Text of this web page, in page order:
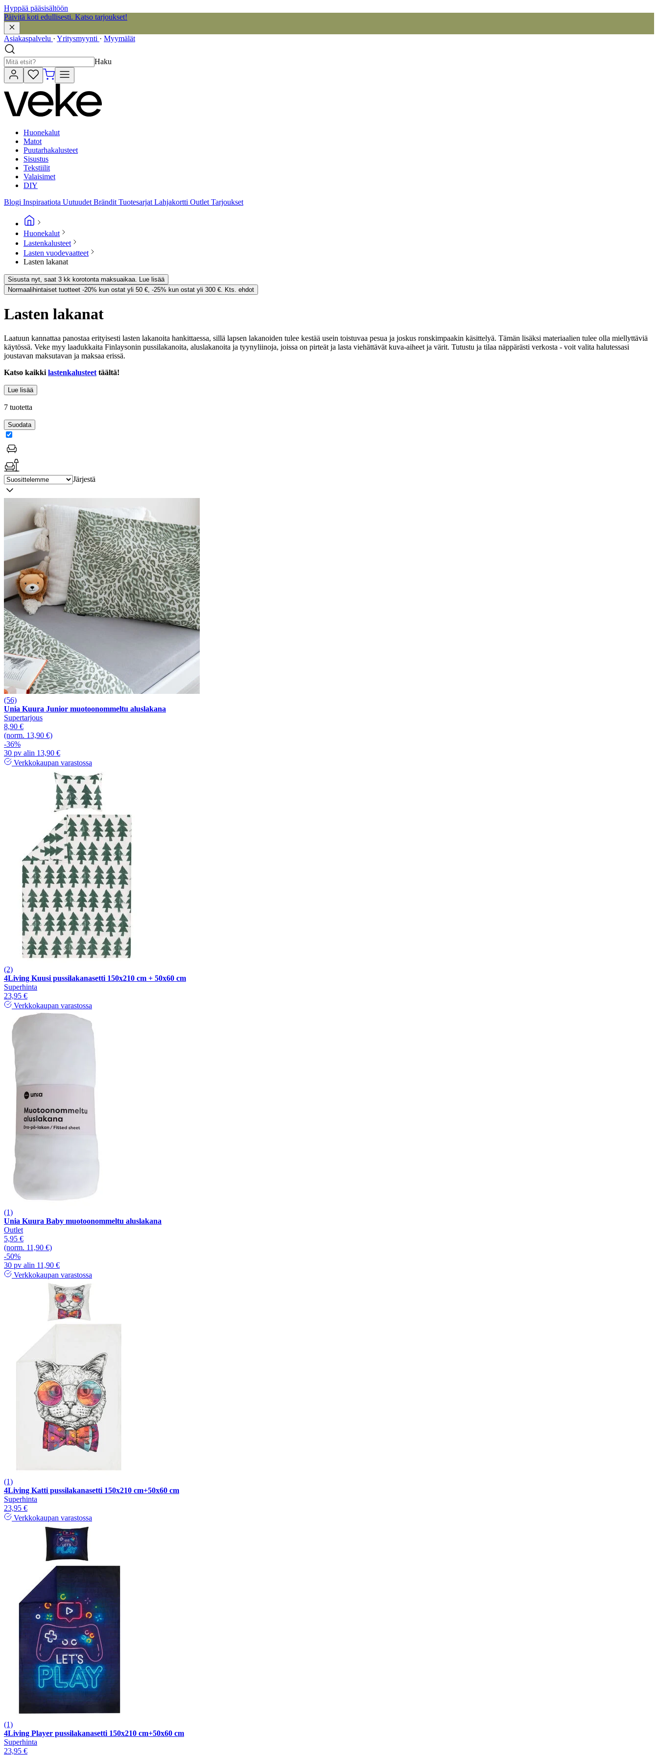
Hyppää pääsisältöön
Päivitä koti edullisesti. Katso tarjoukset!
Asiakaspalvelu · Yritysmyynti · Myymälät
Haku
Huonekalut
Matot
Puutarhakalusteet
Sisustus
Tekstiilit
Valaisimet
DIY
Blogi Inspiraatiota Uutuudet Brändit Tuotesarjat Lahjakortti Outlet Tarjoukset
Huonekalut
Lastenkalusteet
Lasten vuodevaatteet
Lasten lakanat
Sisusta nyt, saat 3 kk korotonta maksuaikaa. Lue lisää
Normaalihintaiset tuotteet -20% kun ostat yli 50 €, -25% kun ostat yli 300 €. Kts. ehdot
Lasten lakanat
Laatuun kannattaa panostaa erityisesti lasten lakanoita hankittaessa, sillä lapsen lakanoiden tulee kestää usein toistuvaa pesua ja joskus ronskimpaakin käsittelyä. Tämän lisäksi materiaalien tulee olla miellyttäviä
käytössä. Veke myy laadukkaita Finlaysonin pussilakanoita, aluslakanoita ja tyynyliinoja, joissa on pirteät ja lasta viehättävät kuva-aiheet ja värit. Tutustu ja tilaa näppärästi verkosta - voit valita halutessasi
joustavan maksutavan ja maksaa erissä.
Katso kaikki lastenkalusteet täältä!
Lue lisää
7 tuotetta
Suodata
Järjestä
(56)
Unia Kuura Junior muotoonommeltu aluslakana
Supertarjous
8,90 €
(norm. 13,90 €)
-36%
30 pv alin 13,90 €
Verkkokaupan varastossa
(2)
4Living Kuusi pussilakanasetti 150x210 cm + 50x60 cm
Superhinta
23,95 €
Verkkokaupan varastossa
(1)
Unia Kuura Baby muotoonommeltu aluslakana
Outlet
5,95 €
(norm. 11,90 €)
-50%
30 pv alin 11,90 €
Verkkokaupan varastossa
(1)
4Living Katti pussilakanasetti 150x210 cm+50x60 cm
Superhinta
23,95 €
Verkkokaupan varastossa
(1)
4Living Player pussilakanasetti 150x210 cm+50x60 cm
Superhinta
23,95 €